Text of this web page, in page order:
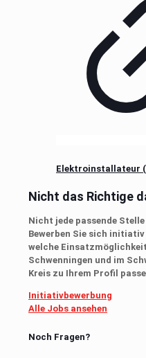
Elektroinstallateur
Nicht das Richtige
Nicht jede passende
Bewerben Sie sich
welche
Schwenningen und im
Kreis zu Ihrem Profil
Initiativbewerbung
Alle Jobs ansehen
Noch Fragen?